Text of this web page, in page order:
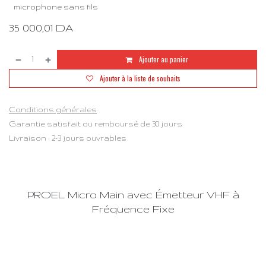
microphone sans fils
35 000,01 DA
Ajouter au panier
Ajouter à la liste de souhaits
Conditions générales
Garantie satisfait ou remboursé de 30 jours
Livraison : 2-3 jours ouvrables
PROEL Micro Main avec Émetteur VHF à
Fréquence Fixe